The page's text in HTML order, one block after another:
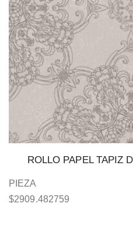
ROLLO PAPEL TAPIZ
PIEZA
$2909.482759